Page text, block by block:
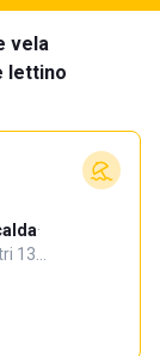
vela
lettino
·
13…